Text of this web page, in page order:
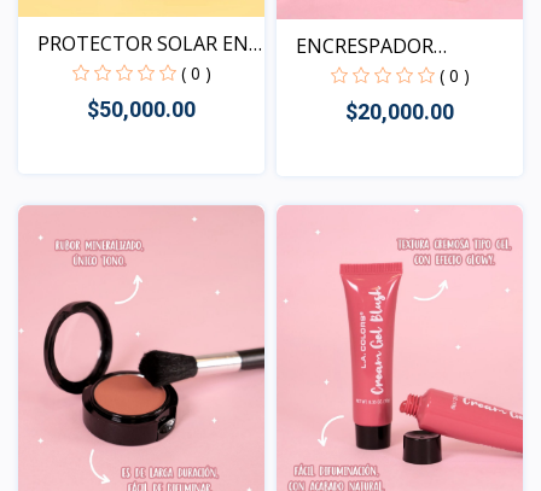
PROTECTOR SOLAR EN
POLV...
( 0 )
$50,000.00
Vista
ENCRESPADOR
PROFESIONAL
( 0 )
$20,000.00
Vista